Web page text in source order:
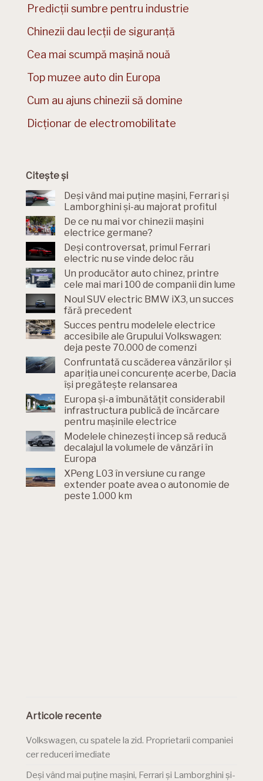
Predicții sumbre pentru industrie
Chinezii dau lecții de siguranță
Cea mai scumpă mașină nouă
Top muzee auto din Europa
Cum au ajuns chinezii să domine
Dicționar de electromobilitate
Citește și
Deși vând mai puține mașini, Ferrari și
Lamborghini și-au majorat profitul
De ce nu mai vor chinezii mașini
electrice germane?
Deși controversat, primul Ferrari
electric nu se vinde deloc rău
Un producător auto chinez, printre
cele mai mari 100 de companii din lume
Noul SUV electric BMW iX3, un succes
fără precedent
Succes pentru modelele electrice
accesibile ale Grupului Volkswagen:
deja peste 70.000 de comenzi
Confruntată cu scăderea vânzărilor și
apariția unei concurențe acerbe, Dacia
își pregătește relansarea
Europa și-a îmbunătățit considerabil
infrastructura publică de încărcare
pentru mașinile electrice
Modelele chinezești încep să reducă
decalajul la volumele de vânzări în
Europa
XPeng L03 în versiune cu range
extender poate avea o autonomie de
peste 1.000 km
Articole recente
Volkswagen, cu spatele la zid. Proprietarii companiei
cer reduceri imediate
Deși vând mai puține mașini, Ferrari și Lamborghini și-